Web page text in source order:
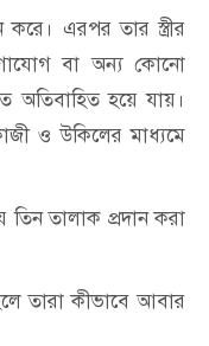
করে। এরপর তার স্ত্রীর
বা অন্য কোনো
অতিবাহিত হয়ে যায়।
ও উকিলের মাধ্যমে
তালাক প্রদান করা
তারা কীভাবে আবার